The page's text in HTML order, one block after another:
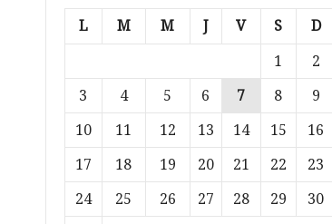
L M M J V S D
1
2
3
4 5 6 7 8
9
10
11 12 13 14 15
16
17
18 19 20 21 22
23
24
25 26 27 28 29
30